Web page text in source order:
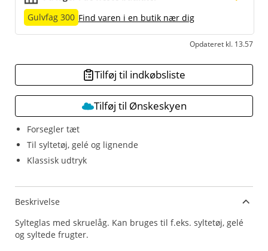
Forsegler tæt
Til syltetøj, gelé og lignende
Klassisk udtryk
Gulvfag 300 Find varen i en butik nær dig
Opdateret kl. 13.57
Tilføj til indkøbsliste
Tilføj til Ønskeskyen
Beskrivelse
Sylteglas med skruelåg. Kan bruges til f.eks. syltetøj, gelé
og syltede frugter.